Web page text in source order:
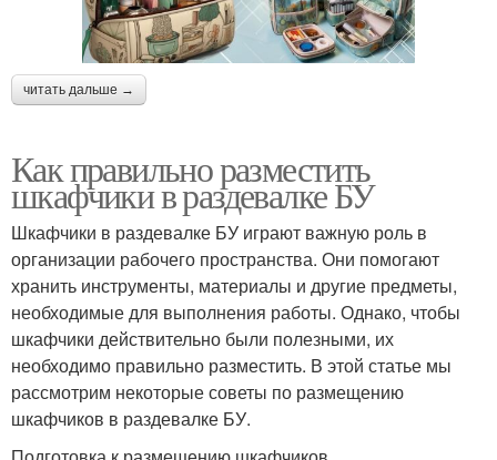
читать дальше →
Как правильно разместить
шкафчики в раздевалке БУ
Шкафчики в раздевалке БУ играют важную роль в
организации рабочего пространства. Они помогают
хранить инструменты, материалы и другие предметы,
необходимые для выполнения работы. Однако, чтобы
шкафчики действительно были полезными, их
необходимо правильно разместить. В этой статье мы
рассмотрим некоторые советы по размещению
шкафчиков в раздевалке БУ.